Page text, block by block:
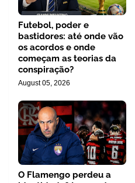
Futebol, poder e
bastidores: até onde vão
os acordos e onde
começam as teorias da
conspiração?
August 05, 2026
O Flamengo perdeu a